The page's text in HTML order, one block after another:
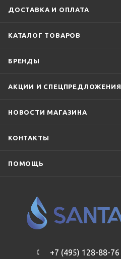
ДОСТАВКА И ОПЛАТА
КАТАЛОГ ТОВАРОВ
БРЕНДЫ
АКЦИИ И СПЕЦПРЕДЛОЖЕНИЯ
НОВОСТИ МАГАЗИНА
КОНТАКТЫ
ПОМОЩЬ
+7 (495) 128-88-76